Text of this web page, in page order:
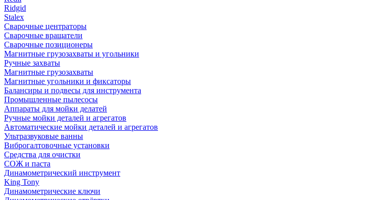
Ridgid
Stalex
Сварочные центраторы
Сварочные вращатели
Сварочные позиционеры
Магнитные грузозахваты и угольники
Ручные захваты
Магнитные грузозахваты
Магнитные угольники и фиксаторы
Балансиры и подвесы для инструмента
Промышленные пылесосы
Аппараты для мойки делатей
Ручные мойки деталей и агрегатов
Автоматические мойки деталей и агрегатов
Ультразвуковые ванны
Виброгалтовочные установки
Средства для очистки
СОЖ и паста
Динамометрический инструмент
King Tony
Динамометрические ключи